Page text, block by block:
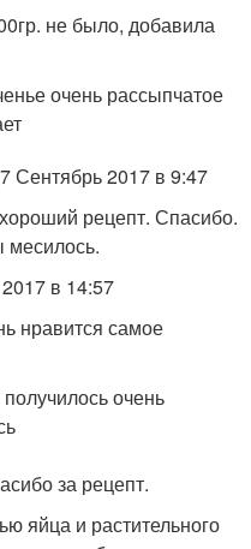
не было, добавила
очень рассыпчатое
Сентябрь 2017 в 9:47
рецепт. Спасибо.
месилось.
в 14:57
нравится самое
очень
за рецепт.
яйца и растительного